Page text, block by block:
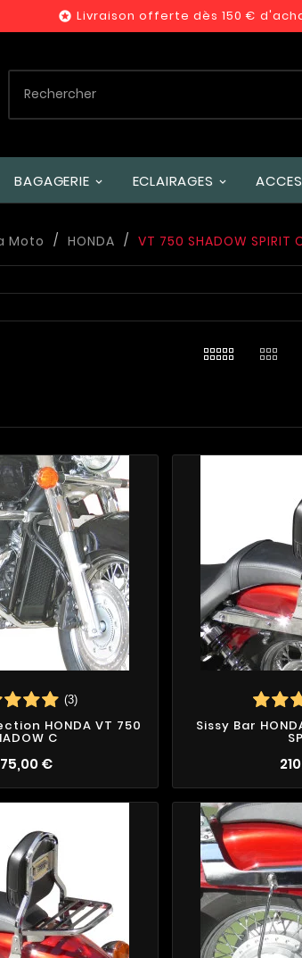
 Livraison offerte dès 150 €
BAGAGERIE ECLAIRAGES
Moto HONDA VT 750 SHADOW
3
1
4
(3)
HONDA VT 750
C
€
Sissy Bar